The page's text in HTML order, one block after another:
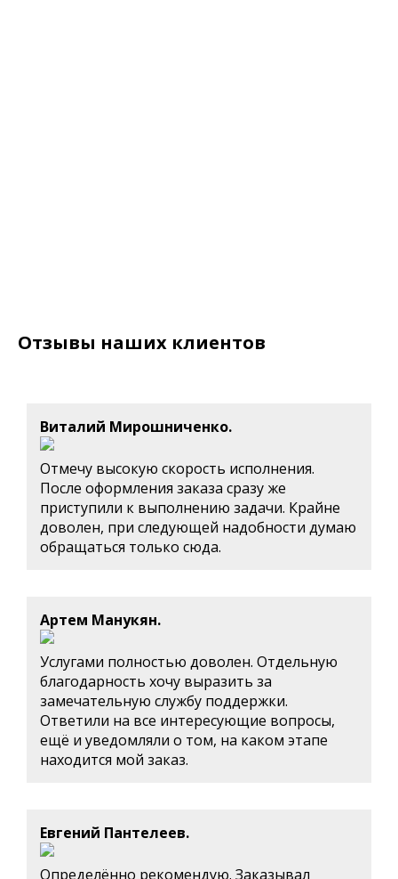
Отзывы наших клиентов
Виталий Мирошниченко.
Отмечу высокую скорость исполнения.
После оформления заказа сразу же
приступили к выполнению задачи. Крайне
доволен, при следующей надобности думаю
обращаться только сюда.
Артем Манукян.
Услугами полностью доволен. Отдельную
благодарность хочу выразить за
замечательную службу поддержки.
Ответили на все интересующие вопросы,
ещё и уведомляли о том, на каком этапе
находится мой заказ.
Евгений Пантелеев.
Определённо рекомендую. Заказывал